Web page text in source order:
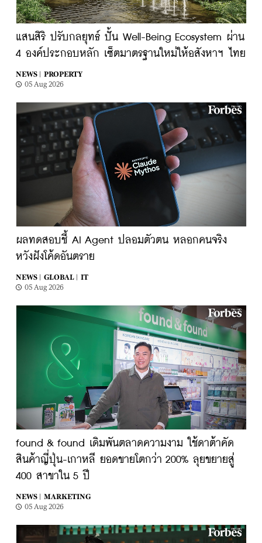
แสนสิริ ปรับกลยุทธ์ ปั้น Well-Being Ecosystem ผ่าน
4 องค์ประกอบหลัก เซ็ตมาตรฐานใหม่ให้อสังหาฯ ไทย
NEWS |
PROPERTY
05 Aug 2026
ผลทดสอบชี้ AI Agent ปลอมตัวตน หลอกคนจริง
หวังฝังโค้ดอันตราย
NEWS | GLOBAL |
IT
05 Aug 2026
found & found เดิมพันตลาดความงาม ใช้ดาต้าคัด
สินค้าญี่ปุ่น-เกาหลี ยอดขายโตกว่า 200% ลุยขยายสู่
400 สาขาใน 5 ปี
NEWS |
MARKETING
05 Aug 2026